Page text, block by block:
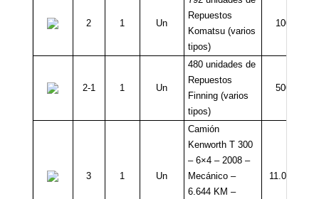
2 1 Un
Repuestos
Komatsu (varios
tipos)
100
2-1 1 Un
480 unidades de
Repuestos
Finning (varios
tipos)
500
3 1 Un
Camión
Kenworth T 300
– 6×4 – 2008 –
Mecánico –
6.644 KM –
11.000